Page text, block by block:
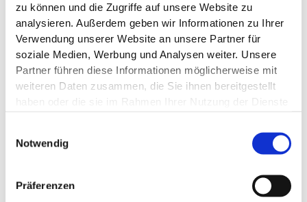
zu können und die Zugriffe auf unsere Website zu
analysieren. Außerdem geben wir Informationen zu Ihrer
Verwendung unserer Website an unsere Partner für
soziale Medien, Werbung und Analysen weiter. Unsere
Partner führen diese Informationen möglicherweise mit
weiteren Daten zusammen, die Sie ihnen bereitgestellt
haben oder die sie im Rahmen Ihrer Nutzung der Dienste
Notwendig
Präferenzen
14,90 €
Pflichtangaben
ZUM PRODUKT
Auf Lager